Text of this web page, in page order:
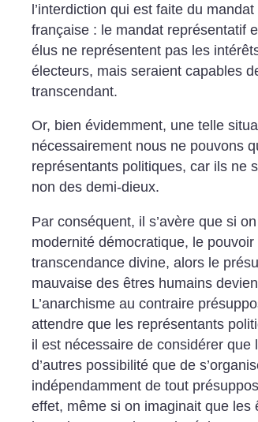
l’interdiction qui est faite du
française : le mandat représentatif
élus ne représentent pas les
électeurs, mais seraient capables
transcendant.
Or, bien évidemment, une telle
nécessairement nous ne pouvons
représentants politiques, car ils ne
non des demi-dieux.
Par conséquent, il s’avère que si
modernité démocratique, le
transcendance divine, alors le
mauvaise des êtres humains
L’anarchisme au contraire
attendre que les représentants
il est nécessaire de considérer que
d’autres possibilité que de
indépendamment de tout
effet, même si on imaginait que les